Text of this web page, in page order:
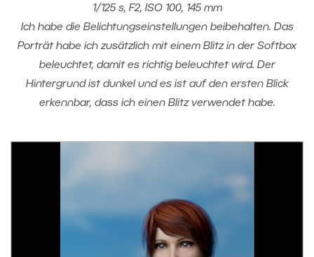
1/125 s, F2, ISO 100, 145 mm
Ich habe die Belichtungseinstellungen beibehalten. Das
Porträt habe ich zusätzlich mit einem Blitz in der Softbox
beleuchtet, damit es richtig beleuchtet wird. Der
Hintergrund ist dunkel und es ist auf den ersten Blick
erkennbar, dass ich einen Blitz verwendet habe.